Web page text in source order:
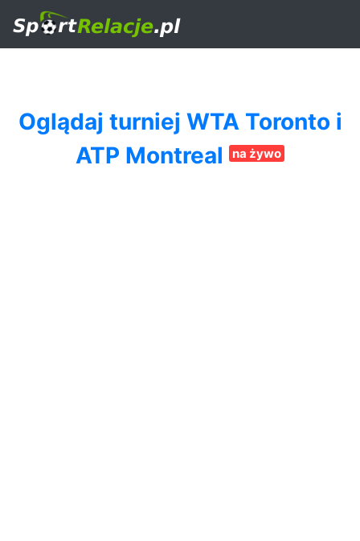
Oglądaj turniej WTA Toronto i
ATP Montreal
na żywo